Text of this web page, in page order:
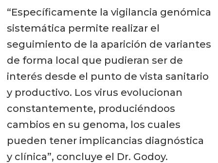
“Específicamente la vigilancia genómica
sistemática permite realizar el
seguimiento de la aparición de variantes
de forma local que pudieran ser de
interés desde el punto de vista sanitario
y productivo. Los virus evolucionan
constantemente, produciéndoos
cambios en su genoma, los cuales
pueden tener implicancias diagnóstica
y clínica”, concluye el Dr. Godoy.